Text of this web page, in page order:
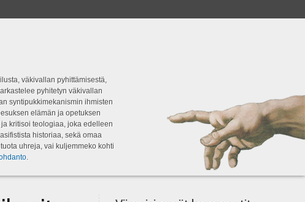
väkivallan pyhittämisestä,
pyhitetyn väkivallan
syntipukkimekanismin ihmisten
elämän ja opetuksen
kritisoi teologiaa, joka edelleen
historiaa, sekä omaa
uhreja, vai kuljemmeko kohti
.